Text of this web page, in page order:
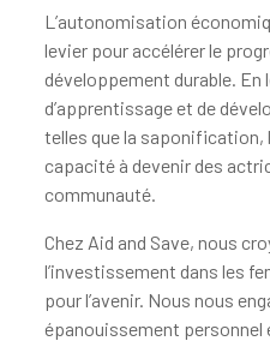
L’autonomisation
levier pour accélérer le
développement durable.
d’apprentissage et de
telles que la
capacité à devenir des
communauté.
Chez Aid and Save, nous
l’investissement dans les
pour l’avenir. Nous nous
épanouissement personnel